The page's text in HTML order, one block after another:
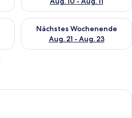
für dieses Wochenende, Aug. 14
Nächstes Wochenende
Aug. 21 - Aug. 23
Überprüfe die Verfügbarkeit
Ein modernes Hotelzimmer mit